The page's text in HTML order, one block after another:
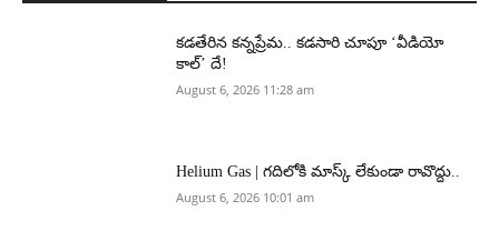
కడతేరిన కన్నప్రేమ.. కడసారి చూపూ ‘వీడియో
కాల్’ దే!
August 6, 2026 11:28 am
Helium Gas | గదిలోకి మాస్క్ లేకుండా రావొద్దు..
August 6, 2026 10:01 am